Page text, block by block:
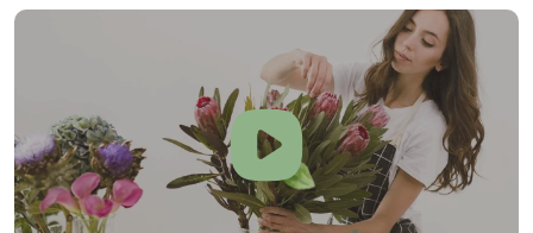
Проверяем на спам.
ОСТАВИТЬ ОТЗЫВ